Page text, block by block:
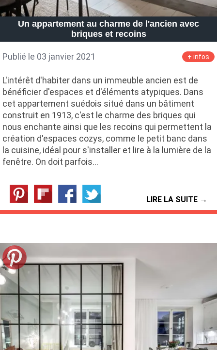
Un appartement au charme de l'ancien avec
briques et recoins
Publié le 03 janvier 2021 + infos
L'intérêt d'habiter dans un immeuble ancien est de
bénéficier d'espaces et d'éléments atypiques. Dans
cet appartement suédois situé dans un bâtiment
construit en 1913, c'est le charme des briques qui
nous enchante ainsi que les recoins qui permettent la
création d'espaces cozys, comme le petit banc dans
la cuisine, idéal pour s'installer et lire à la lumière de la
fenêtre. On doit parfois…
LIRE LA SUITE →